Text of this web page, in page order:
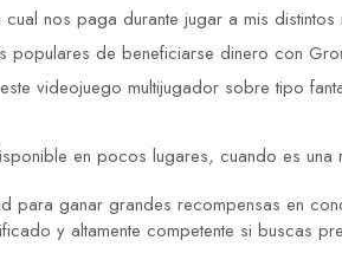
nos paga durante jugar a mis
populares de beneficiarse dinero con
videojuego multijugador sobre tipo
en pocos lugares, cuando es una
para ganar grandes recompensas en
y altamente competente si buscas